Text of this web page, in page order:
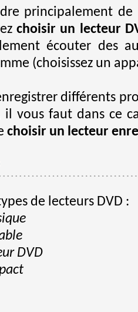
principalement
choisir un lecteur
écouter des
(choisissez un
différents
il vous faut dans ce
choisir un lecteur
de lecteurs DVD :
DVD